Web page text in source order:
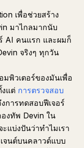
เพื่อช่วยสร้าง
มาไกลมากนับ
AI คนแรก และผมก็
จริงๆ ทุกวัน
พิวเตอร์ของมันเพื่อ
แต่ การตรวจสอบ
การทดสอบฟีเจอร์
งทัพ Devin ใน
แบ่งปันว่าทำไมเรา
จนต์บนคลาวด์แบบ